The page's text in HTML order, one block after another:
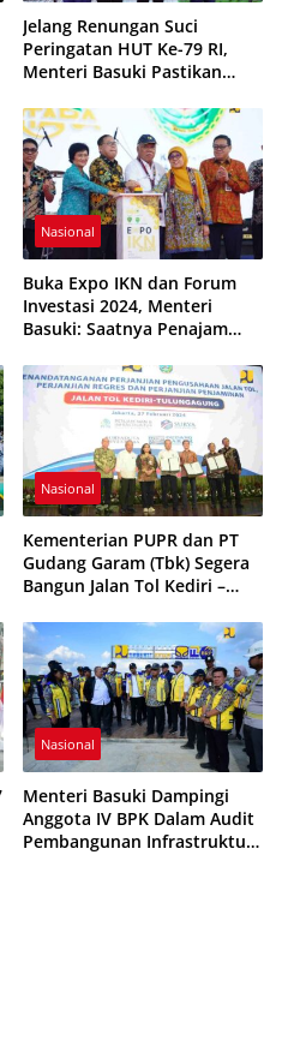
Jelang Renungan Suci
Peringatan HUT Ke-79 RI,
Menteri Basuki Pastikan
Bangsa
Nasional
Buka Expo IKN dan Forum
Investasi 2024, Menteri
Basuki: Saatnya Penajam
Nasional
Kementerian PUPR dan PT
Gudang Garam (Tbk) Segera
Bangun Jalan Tol Kediri –
44,17 km di Jawa Timur
Nasional
Menteri Basuki Dampingi
Anggota IV BPK Dalam Audit
Pembangunan Infrastruktur